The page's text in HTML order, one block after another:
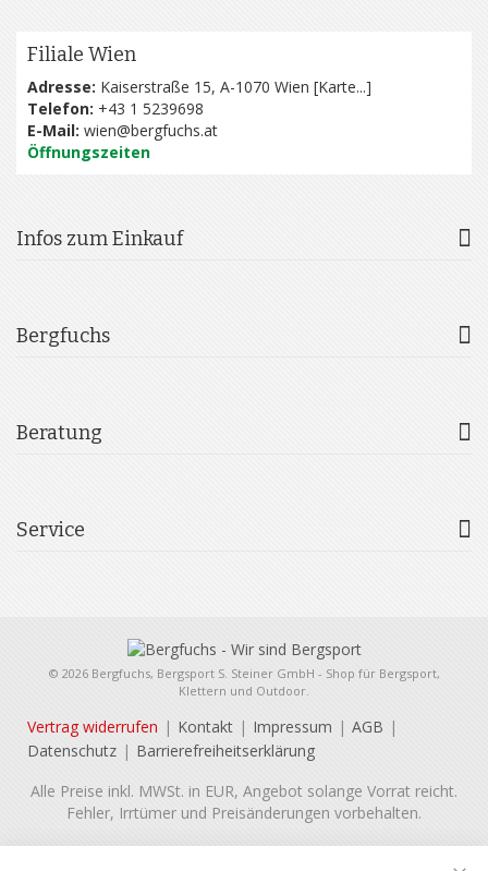
Filiale Wien
Adresse: Kaiserstraße 15, A-1070 Wien [Karte...]
Telefon: +43 1 5239698
E-Mail: wien@bergfuchs.at
Öffnungszeiten
Infos zum Einkauf
Bergfuchs
Beratung
Service
© 2026 Bergfuchs, Bergsport S. Steiner GmbH - Shop für Bergsport,
Klettern und Outdoor.
Vertrag widerrufen Kontakt Impressum
AGB
Datenschutz
Barrierefreiheitserklärung
Alle Preise inkl. MWSt. in EUR, Angebot solange Vorrat reicht.
Fehler, Irrtümer und Preisänderungen vorbehalten.